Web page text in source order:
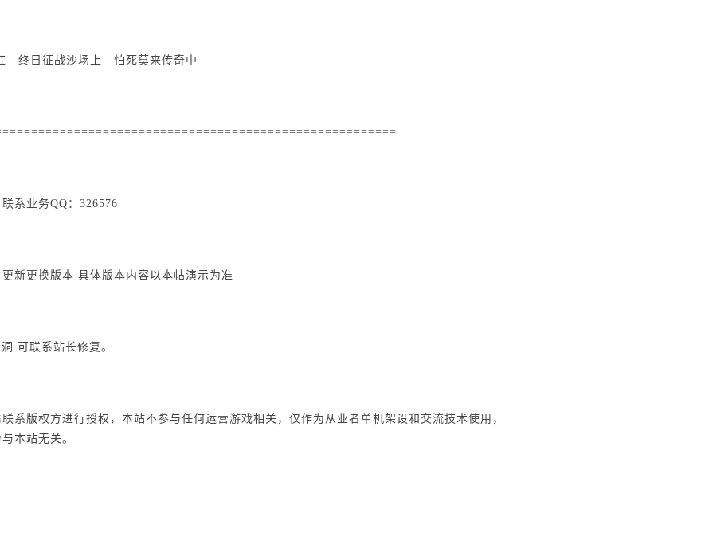
终日征战沙场上 怕死莫来传奇中
系业务QQ：326576
新更换版本 具体版本内容以本帖演示为准
可联系站长修复。
系版权方进行授权，本站不参与任何运营游戏相关，仅作为从业者单机架设和交流技术使用，
本站无关。